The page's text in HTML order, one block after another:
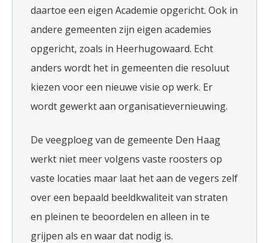
daartoe een eigen Academie opgericht. Ook in
andere gemeenten zijn eigen academies
opgericht, zoals in Heerhugowaard. Echt
anders wordt het in gemeenten die resoluut
kiezen voor een nieuwe visie op werk. Er
wordt gewerkt aan organisatievernieuwing.
De veegploeg van de gemeente Den Haag
werkt niet meer volgens vaste roosters op
vaste locaties maar laat het aan de vegers zelf
over een bepaald beeldkwaliteit van straten
en pleinen te beoordelen en alleen in te
grijpen als en waar dat nodig is.